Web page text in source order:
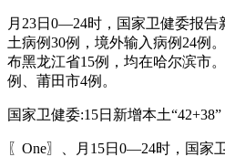
月23日0—24时，国家卫健委报告
土病例30例，境外输入病例24例
布黑龙江省15例，均在哈尔滨市
例、莆田市4例。
国家卫健委:15日新增本土“42+38”
〖One〗、月15日0—24时，国家